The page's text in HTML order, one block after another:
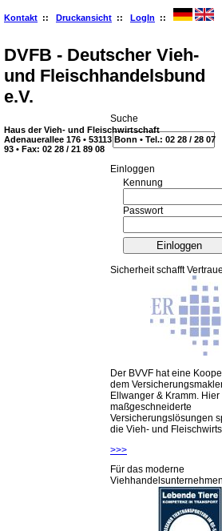
Kontakt :: Druckansicht :: LogIn ::
DVFB - Deutscher Vieh-
und Fleischhandelsbund
e.V.
Haus der Vieh- und Fleischwirtschaft
Adenauerallee 176 • 53113 Bonn • Tel.: 02 28 / 28 07
93 • Fax: 02 28 / 21 89 08
Suche
Ein­log­gen
Kennung
Passwort
Sicherheit schafft
Der BVVF hat eine
dem
Ellwanger & Kramm.
maßgeschneiderte
Versicherungslösungen
die Vieh- und
>>>
Für das moderne